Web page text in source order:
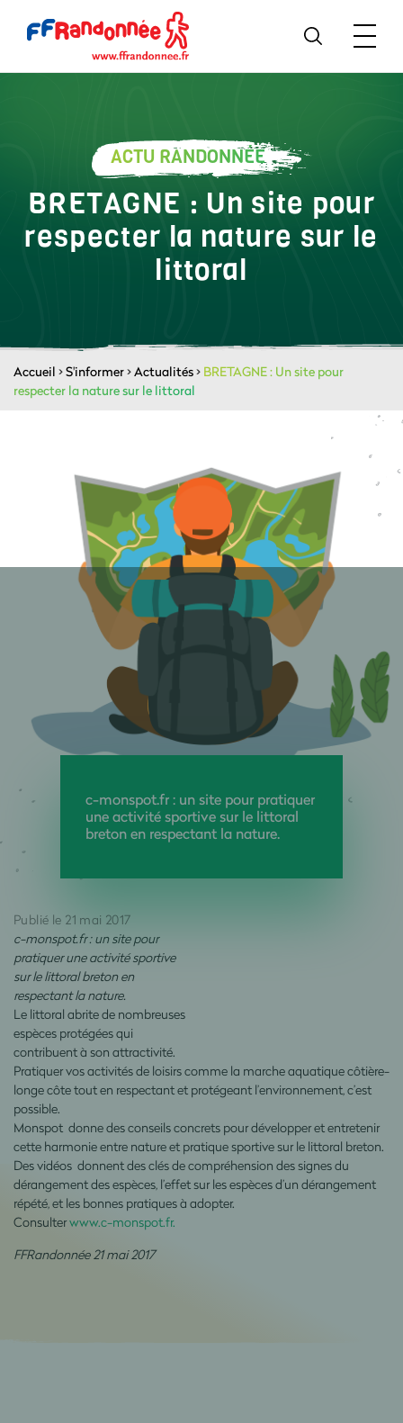
ACTU RANDONNÉE
BRETAGNE : Un site pour
respecter la nature sur le
littoral
Accueil >S'informer>Actualités> BRETAGNE : Un site pour
respecter la nature sur le littoral
c-monspot.fr : un site pour pratiquer
une activité sportive sur le littoral
breton en respectant la nature.
Publié le 21 mai 2017
c-monspot.fr : un site pour
pratiquer une activité sportive
sur le littoral breton en
respectant la nature.
Le littoral abrite de nombreuses
espèces protégées qui
contribuent à son attractivité.
Pratiquer vos activités de loisirs comme la marche aquatique côtière-
longe côte tout en respectant et protégeant l’environnement, c’est
possible.
Monspot donne des conseils concrets pour développer et entretenir
cette harmonie entre nature et pratique sportive sur le littoral breton.
Des vidéos donnent des clés de compréhension des signes du
dérangement des espèces, l’effet sur les espèces d’un dérangement
répété, et les bonnes pratiques à adopter.
Consulterwww.c-monspot.fr.
FFRandonnée 21 mai 2017